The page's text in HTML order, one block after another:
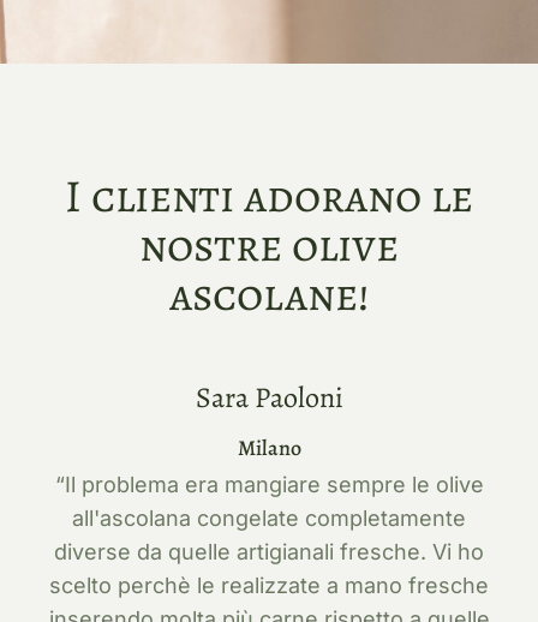
I clienti adorano le
nostre olive
ascolane!
Sara Paoloni
Milano
“Il problema era mangiare sempre le olive
all'ascolana congelate completamente
diverse da quelle artigianali fresche. Vi ho
scelto perchè le realizzate a mano fresche